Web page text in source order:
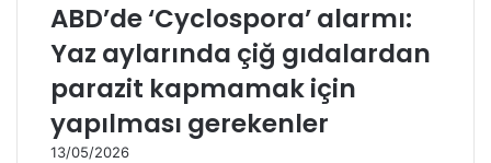
ABD’de ‘Cyclospora’ alarmı:
Yaz aylarında çiğ gıdalardan
parazit kapmamak için
yapılması gerekenler
13/05/2026